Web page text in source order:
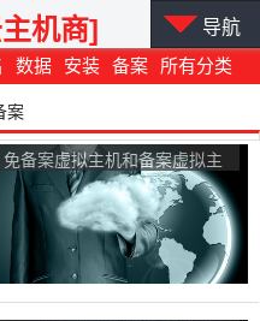
数据 安装 备案 所有分类
机商] 导航
案
免备案虚拟主机和备案虚拟主
机有什么区别？